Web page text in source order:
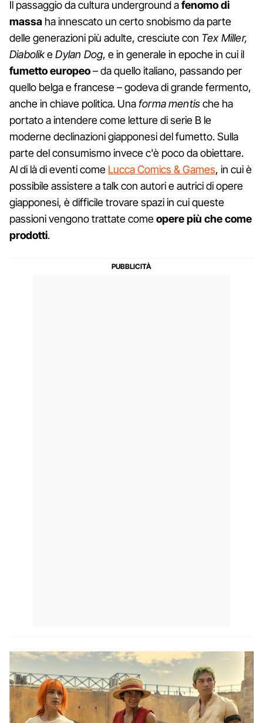
Il passaggio da cultura underground afenomo di
massa ha innescato un certo snobismo da parte
delle generazioni più adulte, cresciute con Tex Miller,
DiabolikeDylan Dog, e in generale in epoche in cui il
fumetto europeo– da quello italiano, passando per
quello belga e francese – godeva di grande fermento,
anche in chiave politica. Unaforma mentische ha
portato a intendere come letture di serie B le
moderne declinazioni giapponesi del fumetto. Sulla
parte del consumismo invece c'è poco da obiettare.
Al di là di eventi come Lucca Comics & Games, in cui è
possibile assistere a talk con autori e autrici di opere
giapponesi, è difficile trovare spazi in cui queste
passioni vengono trattate comeopere più che come
prodotti.